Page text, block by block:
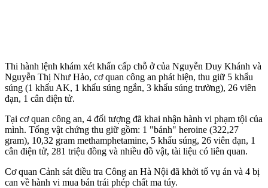
Thi hành lệnh khám xét khẩn cấp chỗ ở của Nguyễn Duy Khánh và
Nguyễn Thị Như Hảo, cơ quan công an phát hiện, thu giữ 5 khẩu
súng (1 khẩu AK, 1 khẩu súng ngắn, 3 khẩu súng trường), 26 viên
đạn, 1 cân điện tử.
Tại cơ quan công an, 4 đối tượng đã khai nhận hành vi phạm tội của
mình. Tổng vật chứng thu giữ gồm: 1 "bánh" heroine (322,27
gram), 10,32 gram methamphetamine, 5 khẩu súng, 26 viên đạn, 1
cân điện tử, 281 triệu đồng và nhiều đồ vật, tài liệu có liên quan.
Cơ quan Cảnh sát điều tra Công an Hà Nội đã khởi tố vụ án và 4 bị
can về hành vi mua bán trái phép chất m‌a tú‌y.